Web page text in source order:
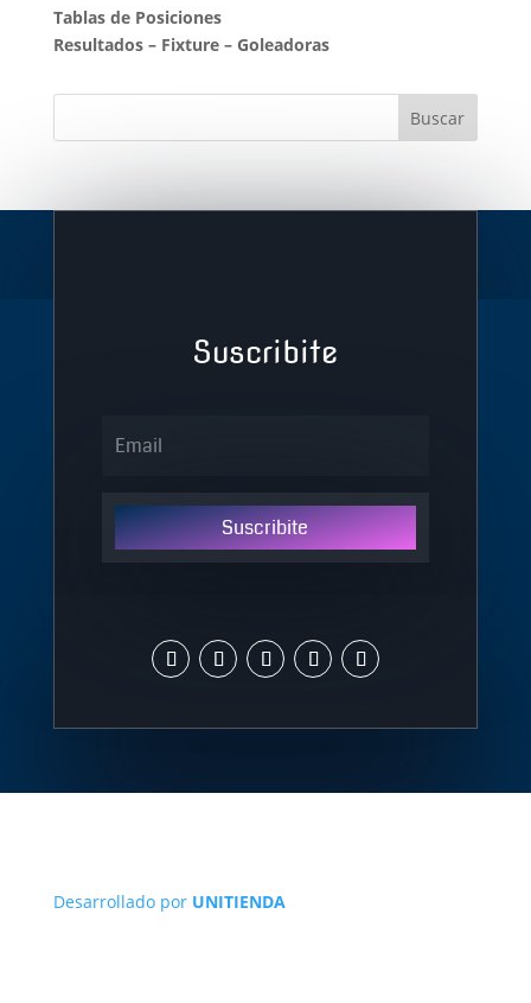
Tablas de Posiciones
Resultados– Fixture– Goleadoras
Suscribite
Suscribite
Desarrollado por UNITIENDA